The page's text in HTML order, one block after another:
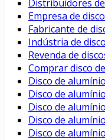
Distribuidores
Empresa de
Fabricante de
Indústria de
Revenda de
Comprar disco
Disco de
Disco de
Disco de
Disco de
Disco de